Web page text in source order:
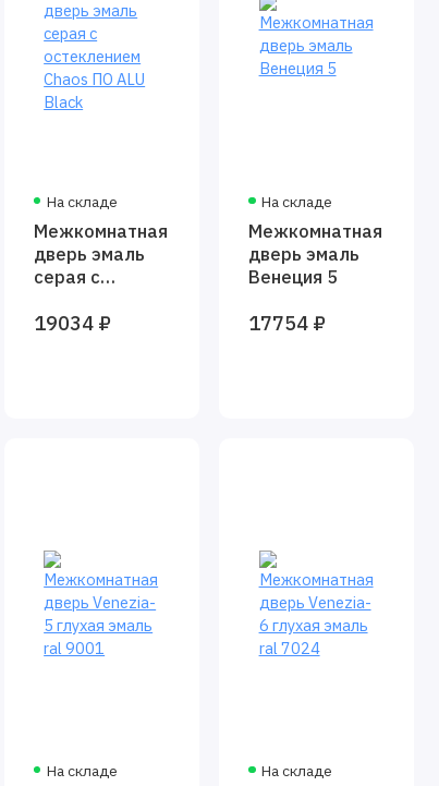
На складе
Межкомнатная
дверь эмаль
серая с
Chaos ПО ALU
19034 ₽
На складе
Межкомнатная
дверь эмаль
Венеция 5
17754 ₽
На складе На складе